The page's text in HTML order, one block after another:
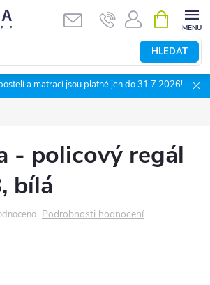
HLEDAT
NÁKUPNÍ
KOŠÍK
a matrací jsou platné jen do 31.7.2026!
- policový regál
bílá
Podrobnosti hodnocení